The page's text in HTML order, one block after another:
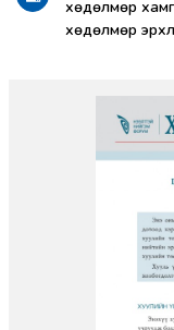
хөдөлмөр
хөдөлмөр